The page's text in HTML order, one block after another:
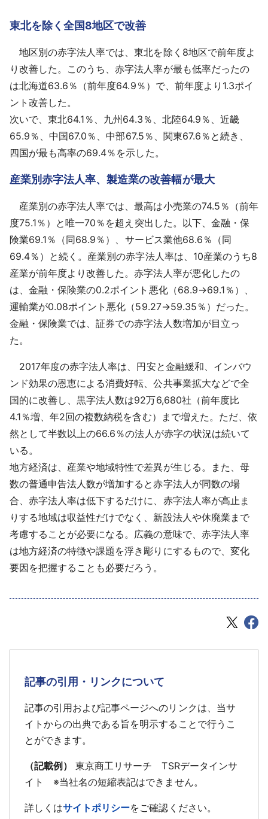
東北を除く全国8地区で改善
地区別の赤字法人率では、東北を除く8地区で前年度よ
り改善した。このうち、赤字法人率が最も低率だったの
は北海道63.6％（前年度64.9％）で、前年度より1.3ポイ
ント改善した。
次いで、東北64.1％、九州64.3％、北陸64.9％、近畿
65.9％、中国67.0％、中部67.5％、関東67.6％と続き、
四国が最も高率の69.4％を示した。
産業別赤字法人率、製造業の改善幅が最大
産業別の赤字法人率では、最高は小売業の74.5％（前年
度75.1％）と唯一70％を超え突出した。以下、金融・保
険業69.1％（同68.9％）、サービス業他68.6％（同
69.4％）と続く。産業別の赤字法人率は、10産業のうち8
産業が前年度より改善した。赤字法人率が悪化したの
は、金融・保険業の0.2ポイント悪化（68.9→69.1％）、
運輸業が0.08ポイント悪化（59.27→59.35％）だった。
金融・保険業では、証券での赤字法人数増加が目立っ
た。
2017年度の赤字法人率は、円安と金融緩和、インバウ
ンド効果の恩恵による消費好転、公共事業拡大などで全
国的に改善し、黒字法人数は92万6,680社（前年度比
4.1％増、年2回の複数納税を含む）まで増えた。ただ、依
然として半数以上の66.6％の法人が赤字の状況は続いて
いる。
地方経済は、産業や地域特性で差異が生じる。また、母
数の普通申告法人数が増加すると赤字法人が同数の場
合、赤字法人率は低下するだけに、赤字法人率が高止ま
りする地域は収益性だけでなく、新設法人や休廃業まで
考慮することが必要になる。広義の意味で、赤字法人率
は地方経済の特徴や課題を浮き彫りにするもので、変化
要因を把握することも必要だろう。
記事の引用・リンクについて
記事の引用および記事ページへのリンクは、当サ
イトからの出典である旨を明示することで行うこ
とができます。
（記載例）
東京商工リサーチ TSRデータインサ
イト ※当社名の短縮表記はできません。
詳しくはサイトポリシーをご確認ください。